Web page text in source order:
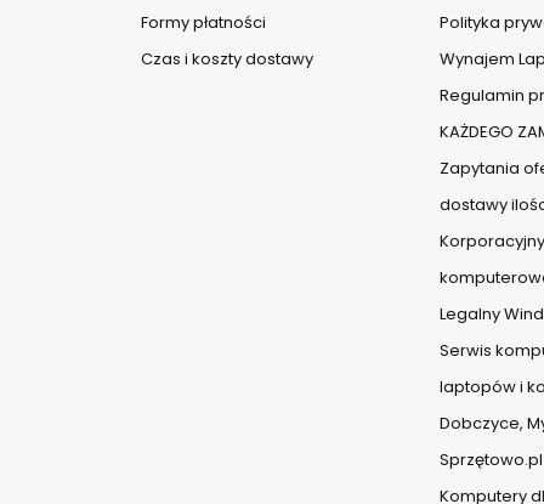
Formy płatności
Czas i koszty dostawy
Polityka
Wynajem
Regulamin
KAŻDEGO
Zapytania
dostawy
Legalny
Serwis
laptopów i
Dobczyce,
Sprzętowo.pl
Komputery